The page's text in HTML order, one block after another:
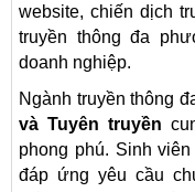
website, chiến dịch
truyền thông đa
doanh nghiệp.
Ngành truyền thông
và Tuyên truyền
phong phú. Sinh
đáp ứng yêu cầu